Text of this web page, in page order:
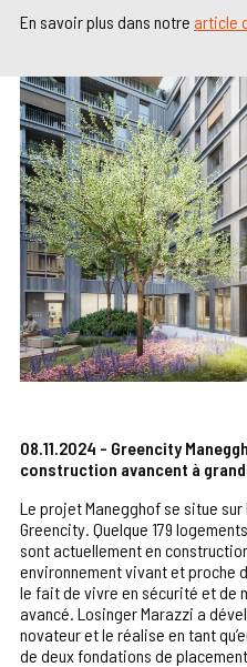
En savoir plus dans notre article
08.11.2024 - Greencity
construction avancent à
Le projet Manegghof se situe
Greencity. Quelque 179
sont actuellement en
environnement vivant et proche
le fait de vivre en sécurité et de
avancé. Losinger Marazzi a
novateur et le réalise en tant
de deux fondations de